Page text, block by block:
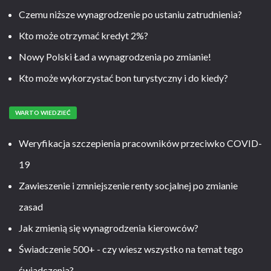
Czemu niższe wynagrodzenie po ustaniu zatrudnienia?
Kto może otrzymać kredyt 2%?
Nowy Polski Ład a wynagrodzenia po zmianie!
Kto może wykorzystać bon turystyczny i do kiedy?
WARTO WIEDZIEĆ
Weryfikacja szczepienia pracowników przeciwko COVID-
19
Zawieszenie i zmniejszenie renty socjalnej po zmianie
zasad
Jak zmienią się wynagrodzenia kierowców?
Świadczenie 500+ - czy wiesz wszystko na temat tego